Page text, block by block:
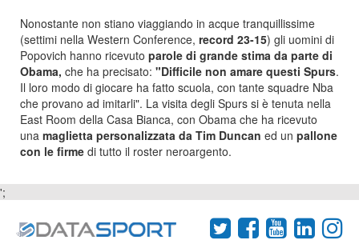
Nonostante non stiano viaggiando in acque tranquillissime
(settimi nella Western Conference, record 23-15) gli uomini di
Popovich hanno ricevuto parole di grande stima da parte di
Obama, che ha precisato: "Difficile non amare questi Spurs.
Il loro modo di giocare ha fatto scuola, con tante squadre Nba
che provano ad imitarli". La visita degli Spurs si è tenuta nella
East Room della Casa Bianca, con Obama che ha ricevuto
una maglietta personalizzata da Tim Duncan ed un pallone
con le firme di tutto il roster neroargento.
';